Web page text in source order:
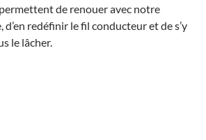
de renouer avec notre
redéfinir le fil conducteur et de s’y
le lâcher.